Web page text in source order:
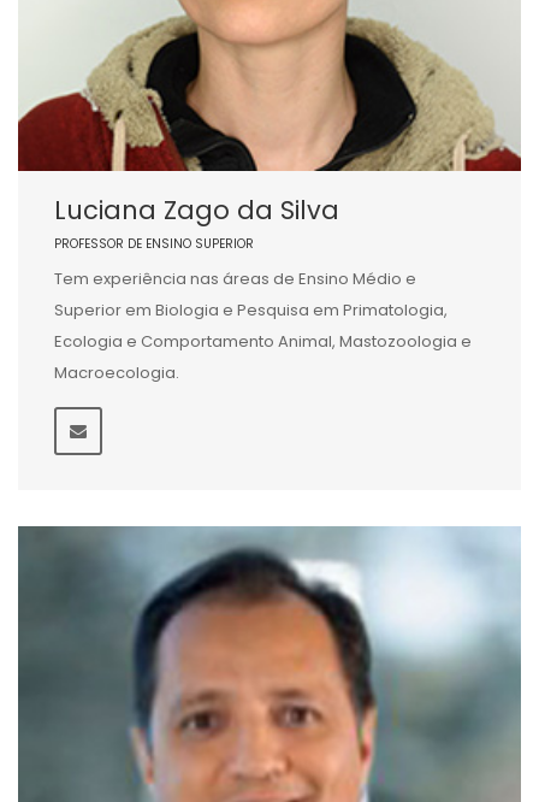
Luciana Zago da Silva
PROFESSOR DE ENSINO SUPERIOR
Tem experiência nas áreas de Ensino Médio e
Superior em Biologia e Pesquisa em Primatologia,
Ecologia e Comportamento Animal, Mastozoologia e
Macroecologia.